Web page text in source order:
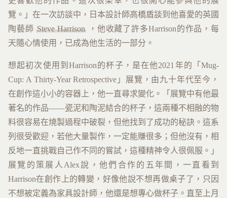
覽。」在一次訪談中，日本設計師高橋盾談到他喜愛的英國
陶藝師 Steve Harrison
，他收藏了許多Harrison的作品，每
天隨心情使用，已成為他生活的一部分。
想起初次使用到Harrison的杯子，是在他2021年的「Mug-
Cup: A Thirty-Year Retrospective」展覽，由九十年代至今，
在創作這小小的容器上，他一直尋求變化。「展覽中有他最
著名的作品——瓷泥和陶泥結合的杯子，這兩種不相融的物
料很容易在燒製過程中破裂，但他找到了成功的秘訣。這系
列很受歡迎，若他大量製作，一定能賺很多；但他沒有，相
反地一直挑戰自己作不同的嘗試，這種精神令人很佩服。」
展覽的策展人Alex說，他們合作的五年間，一直看到
Harrison在創作上的轉變，好像他說不想再做桌子了，只因
不想被定義為家具設計師，他還是想專心做杯子。直至上月